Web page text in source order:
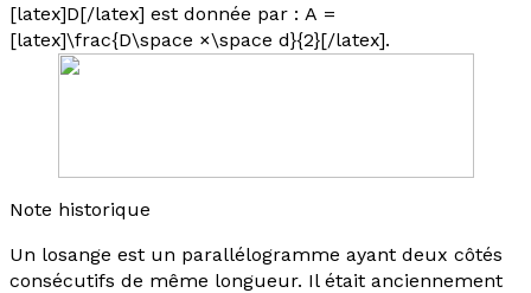
[latex]D[/latex] est donnée par : A =
[latex]\frac{D\space ×\space d}{2}[/latex].
Note historique
Un losange est un parallélogramme ayant deux côtés
consécutifs de même longueur. Il était anciennement